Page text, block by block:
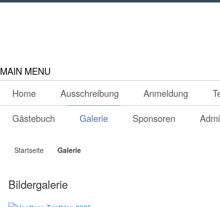
MAIN MENU
Home
Ausschreibung Anmeldung
Gästebuch
Galerie Sponsoren
Startseite Galerie
Bildergalerie